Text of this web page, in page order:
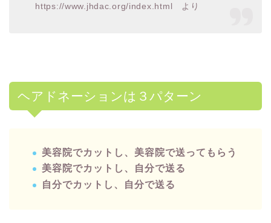
https://www.jhdac.org/index.html より
ヘアドネーションは３パターン
美容院でカットし、美容院で送ってもらう
美容院でカットし、自分で送る
自分でカットし、自分で送る